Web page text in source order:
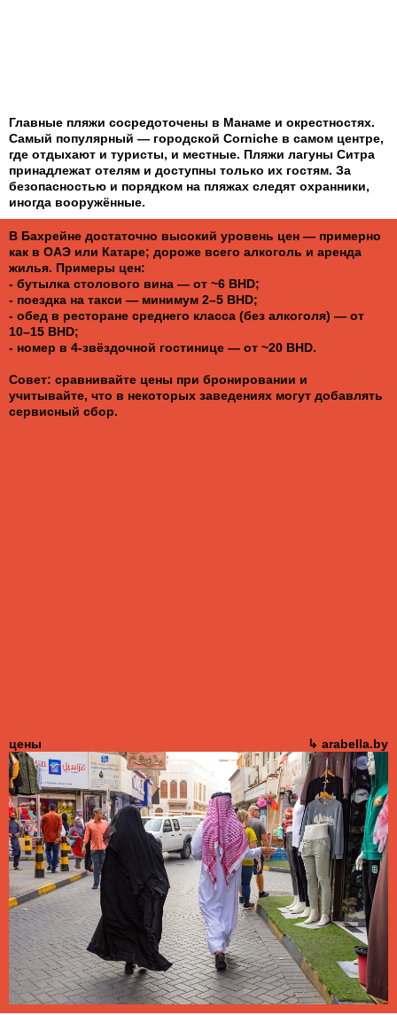
Главные пляжи сосредоточены в Манаме и окрестностях.
Самый популярный — городской Corniche в самом центре,
где отдыхают и туристы, и местные. Пляжи лагуны Ситра
принадлежат отелям и доступны только их гостям. За
безопасностью и порядком на пляжах следят охранники,
иногда вооружённые.
В Бахрейне достаточно высокий уровень цен — примерно
как в ОАЭ или Катаре; дороже всего алкоголь и аренда
жилья. Примеры цен:
- бутылка столового вина — от ~6 BHD;
- поездка на такси — минимум 2–5 BHD;
- обед в ресторане среднего класса (без алкоголя) — от
10–15 BHD;
- номер в 4-звёздочной гостинице — от ~20 BHD.
Совет: сравнивайте цены при бронировании и
учитывайте, что в некоторых заведениях могут добавлять
сервисный сбор.
цены ↳ arabella.by